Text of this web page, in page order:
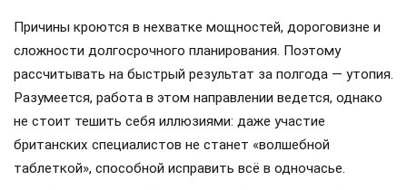
Причины кроются в нехватке мощностей, дороговизне и
сложности долгосрочного планирования. Поэтому
рассчитывать на быстрый результат за полгода — утопия.
Разумеется, работа в этом направлении ведется, однако
не стоит тешить себя иллюзиями: даже участие
британских специалистов не станет «волшебной
таблеткой», способной исправить всё в одночасье.